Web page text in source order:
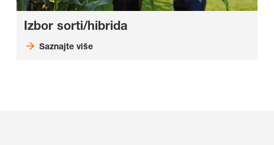
Izbor sorti/hibrida
Saznajte više